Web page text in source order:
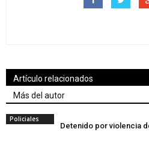
Artículo relacionados
Más del autor
Policiales
Detenido por violencia